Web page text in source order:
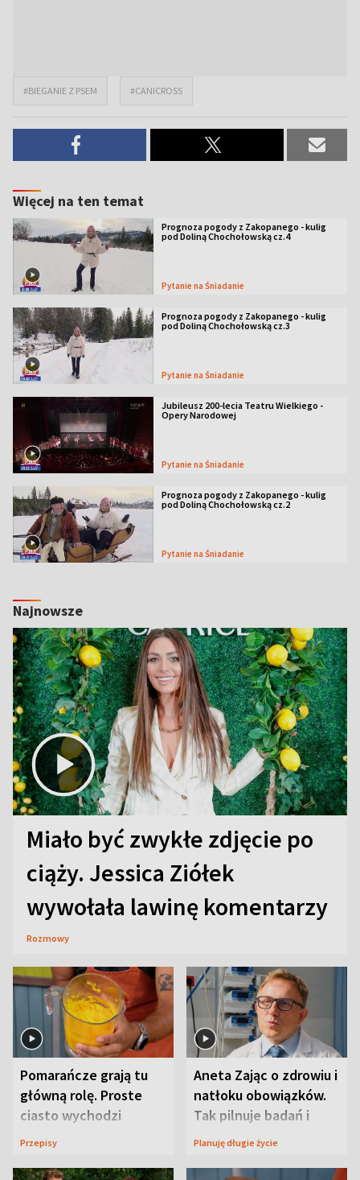
#BIEGANIE Z PSEM #CANICROSS
Więcej na ten temat
Prognoza pogody z Zakopanego - kulig
pod Doliną Chochołowską cz.4
Pytanie na Śniadanie
Prognoza pogody z Zakopanego - kulig
pod Doliną Chochołowską cz.3
Pytanie na Śniadanie
Jubileusz 200-lecia Teatru Wielkiego -
Opery Narodowej
Pytanie na Śniadanie
Prognoza pogody z Zakopanego - kulig
pod Doliną Chochołowską cz.2
Pytanie na Śniadanie
Najnowsze
Miało być zwykłe zdjęcie po
ciąży. Jessica Ziółek
wywołała lawinę komentarzy
Rozmowy
Pomarańcze grają tu
główną rolę. Proste
ciasto wychodzi
wyjątkowo wilgotne
Przepisy
Aneta Zając o zdrowiu i
natłoku obowiązków.
Tak pilnuje badań i
wizyt
Planuję długie życie